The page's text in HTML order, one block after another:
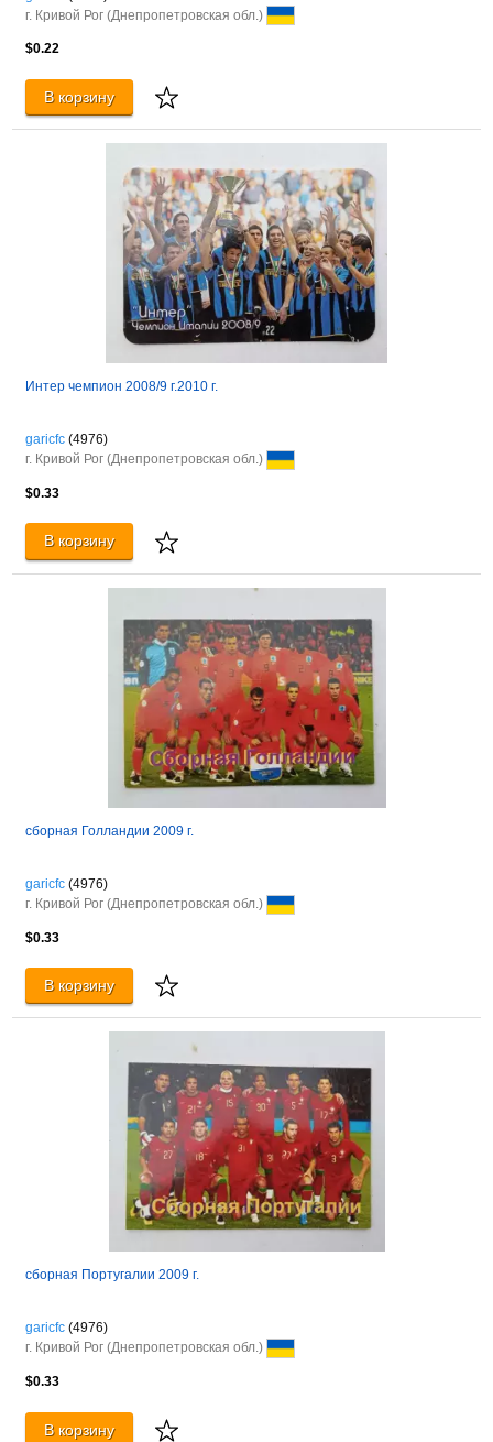
г. Кривой Рог (Днепропетровская обл.)
$0.22
В корзину
Интер чемпион 2008/9 г.2010 г.
garicfc (4976)
г. Кривой Рог (Днепропетровская обл.)
$0.33
В корзину
сборная Голландии 2009 г.
garicfc (4976)
г. Кривой Рог (Днепропетровская обл.)
$0.33
В корзину
сборная Португалии 2009 г.
garicfc (4976)
г. Кривой Рог (Днепропетровская обл.)
$0.33
В корзину